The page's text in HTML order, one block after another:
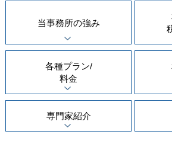
当事務所の強み
各種プラン/
料金
専門家紹介